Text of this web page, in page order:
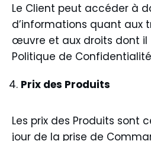
Le Client peut accéder à
d’informations quant aux
œuvre et aux droits dont
Politique de Confidentialité
Prix des Produits
Les prix des Produits sont
jour de la prise de